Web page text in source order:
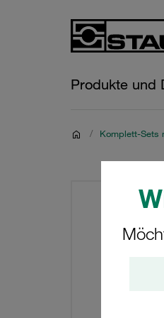
Produkte und
/ Komplett-Sets